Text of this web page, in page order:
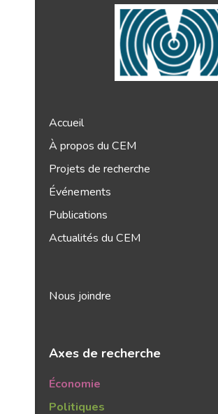
Accueil
À propos du CEM
Projets de recherche
Événements
Publications
Actualités du CEM
Nous joindre
Axes de recherche
Économie
Politiques